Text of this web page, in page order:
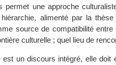
permet une approche
alimenté par la
source de compatibilité
culturelle ; quel lieu de
est un discours intégré, elle